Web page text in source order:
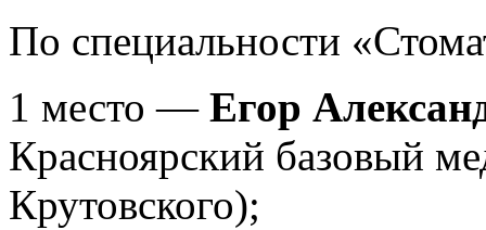
По специальности
1 место — Егор
Красноярский базовый
Крутовского);